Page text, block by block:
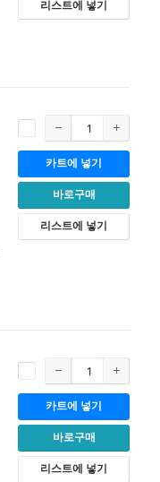
리스트에 넣기
카트에 넣기
바로구매
리스트에 넣기
카트에 넣기
바로구매
리스트에 넣기